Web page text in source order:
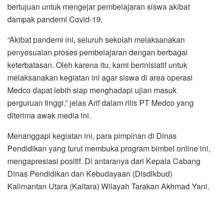
bertujuan untuk mengejar pembelajaran siswa akibat
dampak pandemi Covid-19.
“Akibat pandemi ini, seluruh sekolah melaksanakan
penyesuaian proses pembelajaran dengan berbagai
keterbatasan. Oleh karena itu, kami berinisiatif untuk
melaksanakan kegiatan ini agar siswa di area operasi
Medco dapat lebih siap menghadapi ujian masuk
perguruan tinggi,” jelas Arif dalam rilis PT Medco yang
diterima awak media ini.
Menanggapi kegiatan ini, para pimpinan di Dinas
Pendidikan yang turut membuka program bimbel online ini,
mengapresiasi positif. Di antaranya dari Kepala Cabang
Dinas Pendidikan dan Kebudayaan (Disdikbud)
Kalimantan Utara (Kaltara) Wilayah Tarakan Akhmad Yani.